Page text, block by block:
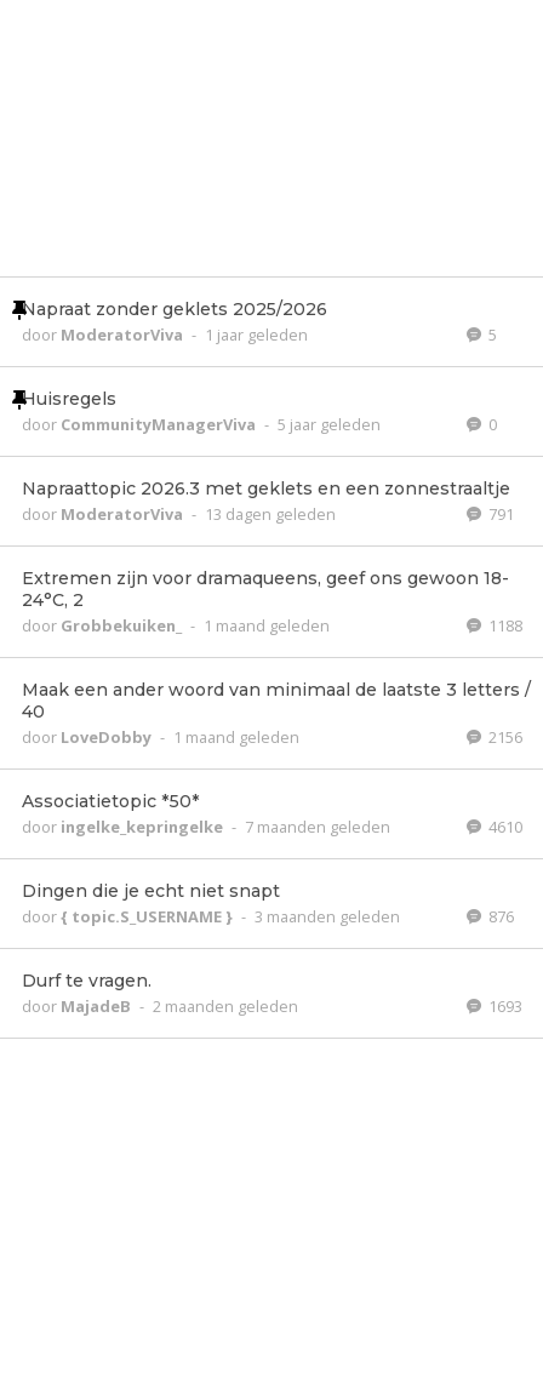
Napraat zonder geklets 2025/2026
door ModeratorViva - 1 jaar geleden 5
Huisregels
door CommunityManagerViva - 5 jaar geleden 0
Napraattopic 2026.3 met geklets en een zonnestraaltje
door ModeratorViva - 13 dagen geleden 791
Extremen zijn voor dramaqueens, geef ons gewoon 18-
24°C, 2
door Grobbekuiken_ - 1 maand geleden 1188
Maak een ander woord van minimaal de laatste 3 letters /
40
door LoveDobby - 1 maand geleden 2156
Associatietopic *50*
door ingelke_kepringelke - 7 maanden geleden 4610
Dingen die je echt niet snapt
door{ topic.S_USERNAME } - 3 maanden geleden 876
Durf te vragen.
door MajadeB - 2 maanden geleden 1693